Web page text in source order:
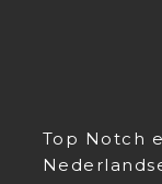
Top Notch